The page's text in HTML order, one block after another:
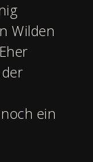
Wilden
ein